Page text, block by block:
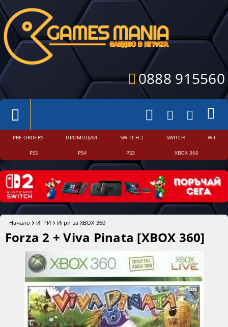
0888 915560
PRE-ORDERS ПРОМОЦИИ SWITCH 2 SWITCH WII
PS5 PS4 PS3 XBOX 360
Начало ИГРИ Игри за XBOX 360
Forza 2 + Viva Pinata [XBOX 360]